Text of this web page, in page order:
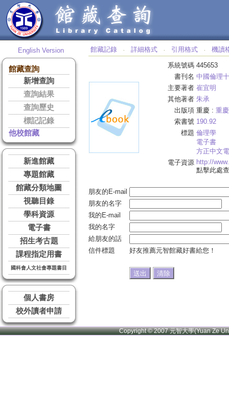
English Version
館藏查詢
新增查詢
查詢結果
查詢歷史
標記記錄
他校館藏
新進館藏
專題館藏
館藏分類地圖
視聽目錄
學科資源
電子書
招生考古題
課程指定用書
國科會人文社會專題書目
個人書房
校外讀者申請
館藏記錄 ‧ 詳細格式 ‧ 引用格式 ‧ 機讀
系統號碼 445653
書刊名 中國倫理
主要著者 崔宜明
其他著者 朱承
出版項 重慶 : 重
索書號 190.92
標題 倫理學
電子書
方正中文
電子資源 http://
點擊此處
朋友的E-mail
朋友的名字
我的E-mail
我的名字
給朋友的話
信件標題
好友推薦元智館藏好書給您！
Copyright © 2007 元智大學(Yuan Ze